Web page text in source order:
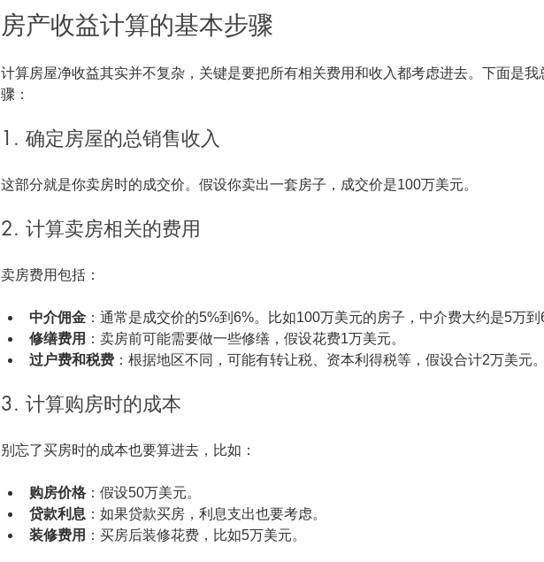
房产收益计算的基本步骤
计算房屋净收益其实并不复杂，关键是要把所有相关费用和收入都考虑进去。下面是我
骤：
1. 确定房屋的总销售收入
这部分就是你卖房时的成交价。假设你卖出一套房子，成交价是100万美元。
2. 计算卖房相关的费用
卖房费用包括：
中介佣金 ：通常是成交价的5%到6%。比如100万美元的房子，中介费大约是5万到
修缮费用 ：卖房前可能需要做一些修缮，假设花费1万美元。
过户费和税费 ：根据地区不同，可能有转让税、资本利得税等，假设合计2万美元。
3. 计算购房时的成本
别忘了买房时的成本也要算进去，比如：
购房价格 ：假设50万美元。
贷款利息 ：如果贷款买房，利息支出也要考虑。
装修费用 ：买房后装修花费，比如5万美元。